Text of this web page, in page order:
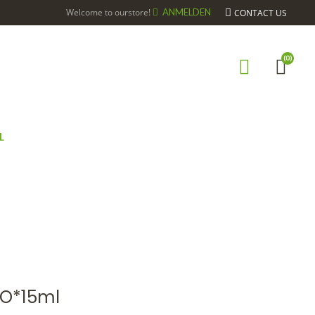
CONTACT US
Welcome to ourstore! ANMELDEN
(0)